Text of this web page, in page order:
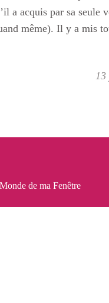
a acquis par sa seule
même). Il y a mis
de ma Fenêtre